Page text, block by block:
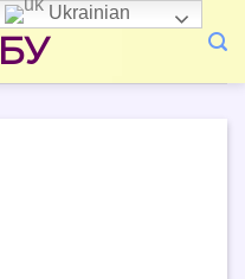
Ukrainian